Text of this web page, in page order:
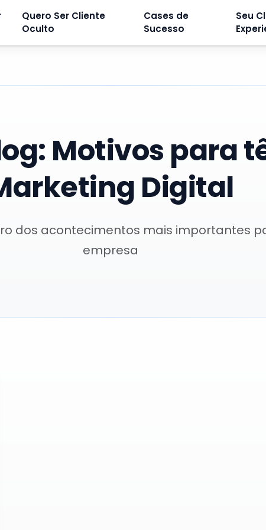
Quero Ser Cliente
Oculto
Cases de
Sucesso
Seu
Motivos para
Digital
dos acontecimentos mais importantes
empresa